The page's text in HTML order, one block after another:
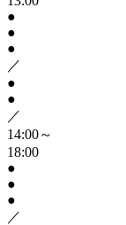
●
●
●
／
●
●
／
14:00～
18:00
●
●
●
／